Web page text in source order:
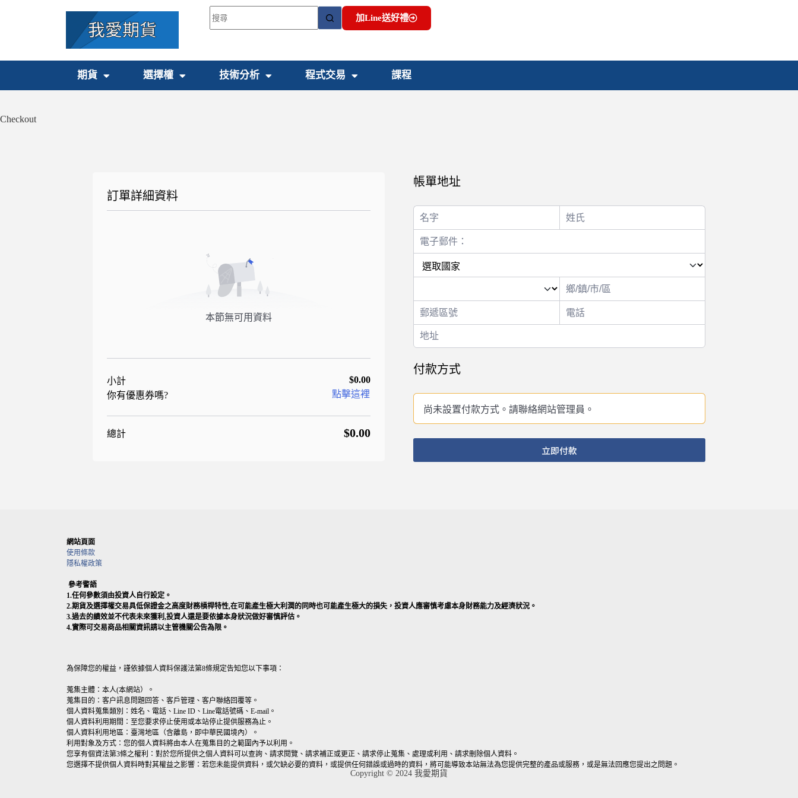
加Line送好禮
期貨 選擇權 技術分析 程式交易 課程
Checkout
訂單詳細資料
本節無可用資料
小計
$0.00
你有優惠券嗎?
點擊這裡
總計 $0.00
帳單地址
付款方式
尚未設置付款方式。請聯絡網站管理員。
立即付款
網站頁面
使用條款
隱私權政策
參考警語
1.任何參數須由投資人自行設定。
2.期貨及選擇權交易具低保證金之高度財務槓桿特性,在可能產生極大利潤的同時也可能產生極大的損失，投資人應審慎考慮本身財務能力及經濟狀況。
3.過去的績效並不代表未來獲利,投資人還是要依據本身狀況做好審慎評估。
4.實際可交易商品相關資訊請以主管機關公告為限。
為保障您的權益，謹依據個人資料保護法第8條規定告知您以下事項：
蒐集主體：本人(本網站）。
蒐集目的：客户訊息問題回答、客戶管理、客户聯絡回覆等。
個人資料蒐集類別：姓名、電話、Line ID、Line電話號碼、E-mail。
個人資料利用期間：至您要求停止使用或本站停止提供服務為止。
個人資料利用地區：臺灣地區（含離島，即中華民國境內）。
利用對象及方式：您的個人資料將由本人在蒐集目的之範圍內予以利用。
您享有個資法第3條之權利：對於您所提供之個人資料可以查詢、請求閱覽、請求補正或更正、請求停止蒐集、處理或利用、請求刪除個人資料。
您選擇不提供個人資料時對其權益之影響：若您未能提供資料，或欠缺必要的資料，或提供任何錯誤或過時的資料，將可能導致本站無法為您提供完整的產品或服務，或是無法回應您提出之問題。
Copyright © 2024 我愛期貨